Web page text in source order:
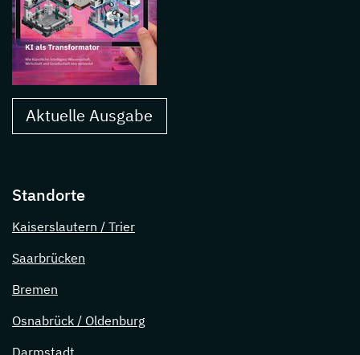
Aktuelle Ausgabe
Standorte
Kaiserslautern / Trier
Saarbrücken
Bremen
Osnabrück / Oldenburg
Darmstadt